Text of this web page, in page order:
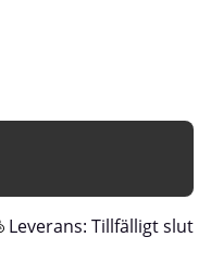
Leverans: Tillfälligt slut